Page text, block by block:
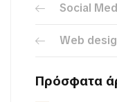
Social
Web
Πρόσφατα